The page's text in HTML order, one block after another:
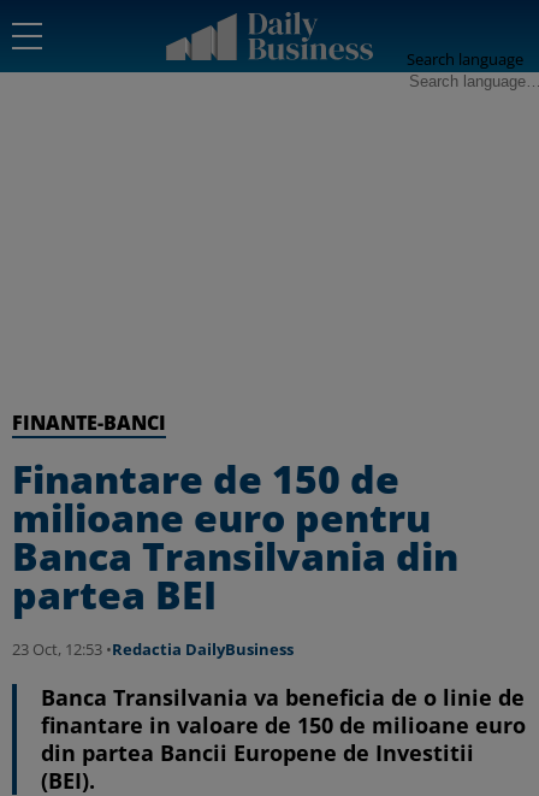
Search language
FINANTE-BANCI
Finantare de 150 de
milioane euro pentru
Banca Transilvania din
partea BEI
23 Oct, 12:53 •Redactia DailyBusiness
Banca Transilvania va beneficia de o linie de
finantare in valoare de 150 de milioane euro
din partea Bancii Europene de Investitii
(BEI).